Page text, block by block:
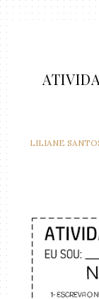
LILIANE